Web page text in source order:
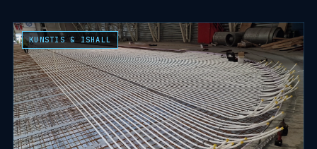
KUNSTIS & ISHALL